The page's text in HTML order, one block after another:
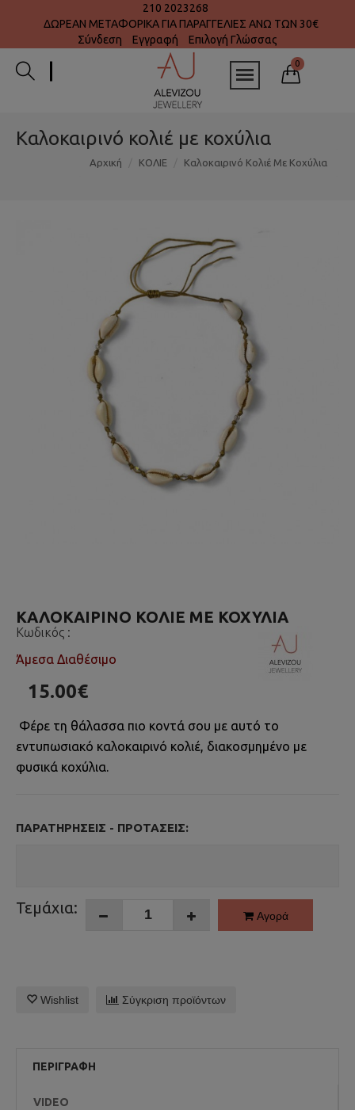
210 2023268
ΔΩΡΕΑΝ ΜΕΤΑΦΟΡΙΚΑ ΓΙΑ ΠΑΡΑΓΓΕΛΙΕΣ ΑΝΩ ΤΩΝ 30€
Σύνδεση
Εγγραφή Επιλογή Γλώσσας
0
Καλοκαιρινό κολιέ με κοχύλια
Αρχική ΚΟΛΙΕ Καλοκαιρινό Κολιέ Με Κοχύλια
ΚΑΛΟΚΑΙΡΙΝΌ ΚΟΛΙΈ ΜΕ ΚΟΧΎΛΙΑ
Κωδικός :
Άμεσα Διαθέσιμο
15.00€
Φέρε τη θάλασσα πιο κοντά σου με αυτό το
εντυπωσιακό καλοκαιρινό κολιέ, διακοσμημένο με
φυσικά κοχύλια.
ΠΑΡΑΤΗΡΉΣΕΙΣ - ΠΡΟΤΆΣΕΙΣ:
Τεμάχια: Αγορά
Wishlist Σύγκριση προϊόντων
ΠΕΡΙΓΡΑΦΉ
VIDEO